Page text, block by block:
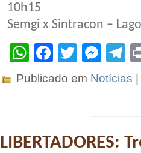
10h15
Semgi x Sintracon –
WhatsApp
Facebook
Twitter
Publicado em Notícias |
LIBERTADORES: